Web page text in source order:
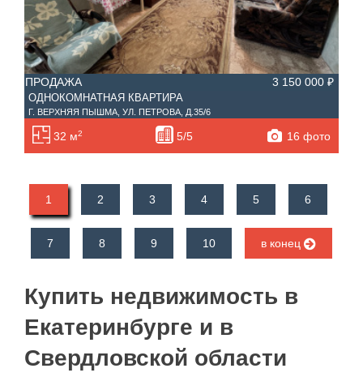
ПРОДАЖА 3 150 000 ₽
ОДНОКОМНАТНАЯ КВАРТИРА
Г. ВЕРХНЯЯ ПЫШМА, УЛ. ПЕТРОВА, Д.35/6
32 м2 5/5 16 фото
1 2 3 4 5 6
7 8 9 10 в конец
Купить недвижимость в
Екатеринбурге и в
Свердловской области